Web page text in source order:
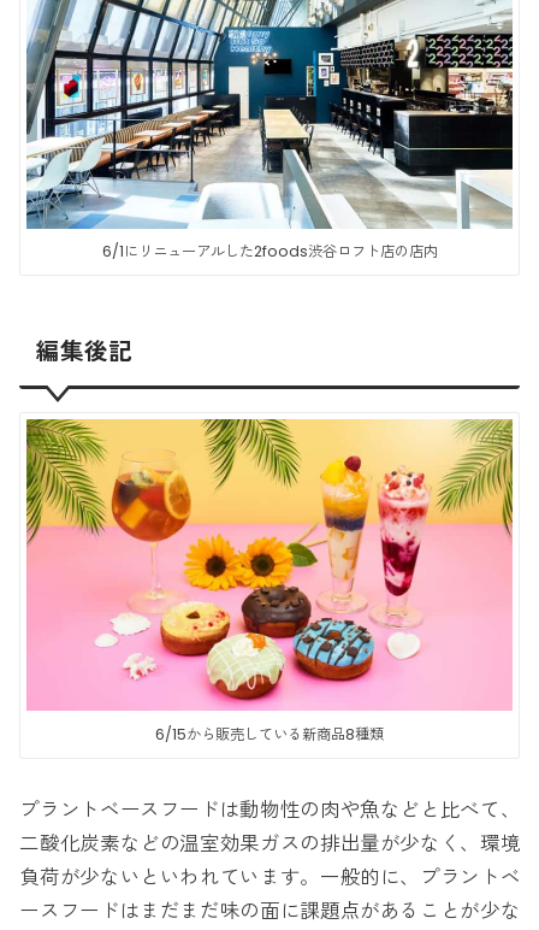
6/1にリニューアルした2foods渋谷ロフト店の店内
編集後記
6/15から販売している新商品8種類
プラントベースフードは動物性の肉や魚などと比べて、
二酸化炭素などの温室効果ガスの排出量が少なく、環境
負荷が少ないといわれています。一般的に、プラントベ
ースフードはまだまだ味の面に課題点があることが少な